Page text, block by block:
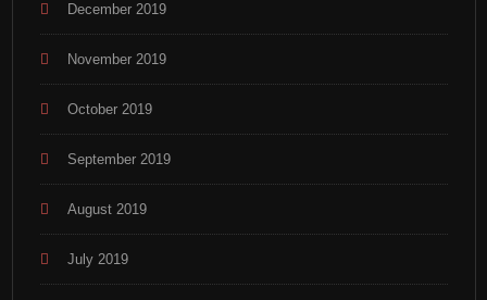
December 2019
November 2019
October 2019
September 2019
August 2019
July 2019